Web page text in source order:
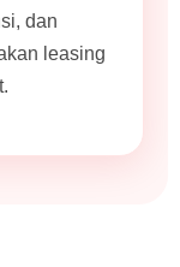
dan
leasing